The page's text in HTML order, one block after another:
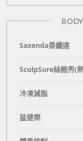
Saxenda善纖達
SculpSure絲酷秀(
冷凍減脂
猛健樂